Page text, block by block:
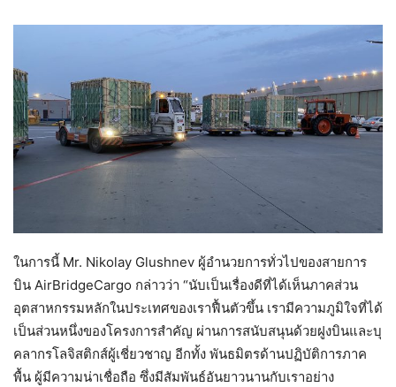
ในการนี้ Mr. Nikolay Glushnev ผู้อำนวยการทั่วไปของสายการ
บิน AirBridgeCargo กล่าวว่า “นับเป็นเรื่องดีที่ได้เห็นภาคส่วน
อุตสาหกรรมหลักในประเทศของเราฟื้นตัวขึ้น เรามีความภูมิใจที่ได้
เป็นส่วนหนึ่งของโครงการสำคัญ ผ่านการสนับสนุนด้วยฝูงบินและบุ
คลากรโลจิสติกส์ผู้เชี่ยวชาญ อีกทั้ง พันธมิตรด้านปฏิบัติการภาค
พื้น ผู้มีความน่าเชื่อถือ ซึ่งมีสัมพันธ์อันยาวนานกับเราอย่าง